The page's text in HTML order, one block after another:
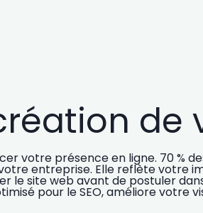
de
votre présence en ligne. 70 %
entreprise. Elle reflète votre
le site web avant de postuler
pour le SEO, améliore